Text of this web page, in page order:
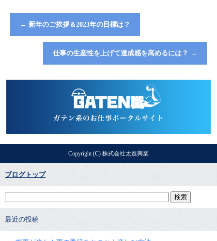
← 新年のご挨拶＆2023年の目標は？
仕事の生産性を上げて達成感を高めるには？ →
Copyright (C) 株式会社太進興業
ブログトップ
最近の投稿